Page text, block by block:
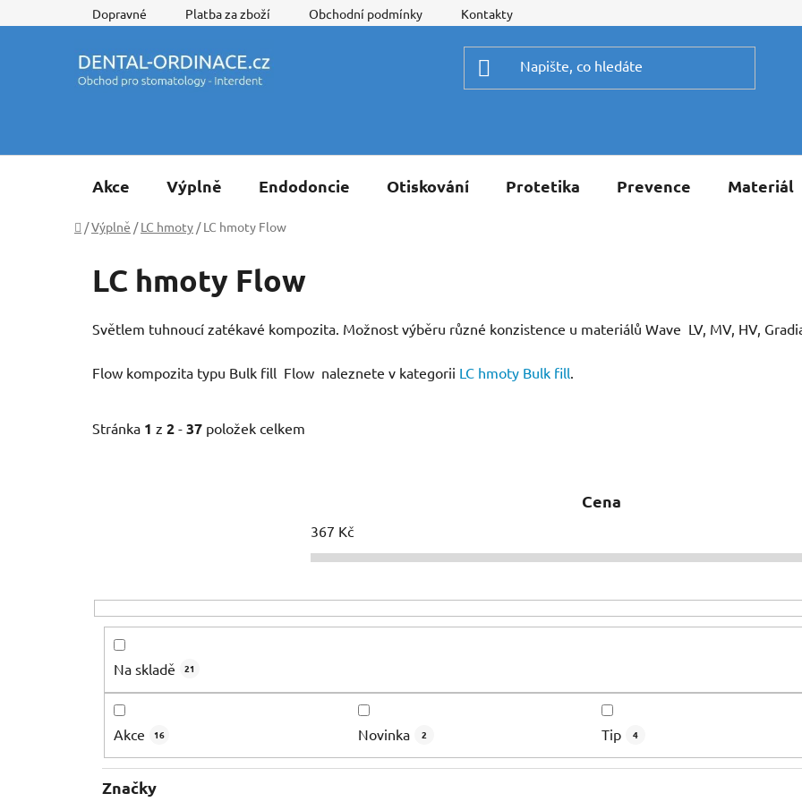
na
Dopravné Platba za zboží Obchodní podmínky Kontakty
Akce Výplně Endodoncie Otiskování Protetika Prevence Materiál
Domů
/Výplně / LC hmoty / LC hmoty Flow
LC hmoty Flow
Světlem tuhnoucí zatékavé kompozita. Možnost výběru různé konzistence u materiálů Wave LV, MV, HV,
Flow kompozita typu Bulk fill Flow naleznete v kategorii LC hmoty Bulk fill
Stránka 1 z 2 - 37 položek celkem
Cena
367 Kč
Na skladě 21
Akce 16 Novinka 2 Tip 4
Značky